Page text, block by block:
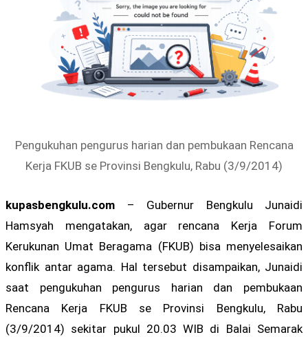
Pengukuhan pengurus harian dan pembukaan Rencana
Kerja FKUB se Provinsi Bengkulu, Rabu (3/9/2014)
kupasbengkulu.com – Gubernur Bengkulu Junaidi
Hamsyah mengatakan, agar rencana Kerja Forum
Kerukunan Umat Beragama (FKUB) bisa menyelesaikan
konflik antar agama. Hal tersebut disampaikan, Junaidi
saat pengukuhan pengurus harian dan pembukaan
Rencana Kerja FKUB se Provinsi Bengkulu, Rabu
(3/9/2014) sekitar pukul 20.03 WIB di Balai Semarak